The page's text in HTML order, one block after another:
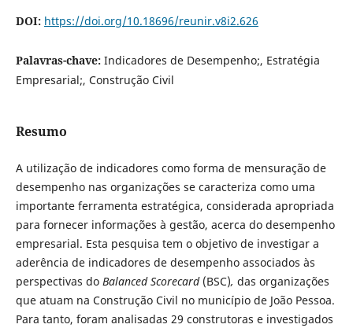
DOI: https://doi.org/10.18696/reunir.v8i2.626
Palavras-chave: Indicadores de Desempenho;, Estratégia
Empresarial;, Construção Civil
Resumo
A utilização de indicadores como forma de mensuração de
desempenho nas organizações se caracteriza como uma
importante ferramenta estratégica, considerada apropriada
para fornecer informações à gestão, acerca do desempenho
empresarial. Esta pesquisa tem o objetivo de investigar a
aderência de indicadores de desempenho associados às
perspectivas do Balanced Scorecard (BSC), das organizações
que atuam na Construção Civil no município de João Pessoa.
Para tanto, foram analisadas 29 construtoras e investigados